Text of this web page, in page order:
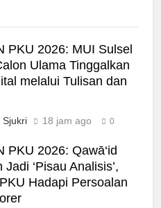
PKU 2026: MUI Sulsel
Ulama Tinggalkan
melalui Tulisan dan
Sjukri 18 jam ago 0
PKU 2026: Qawā‘id
Jadi ‘Pisau Analisis’,
Hadapi Persoalan